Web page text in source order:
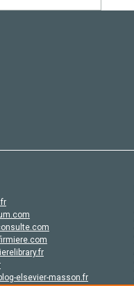
elsevier-masson.fr